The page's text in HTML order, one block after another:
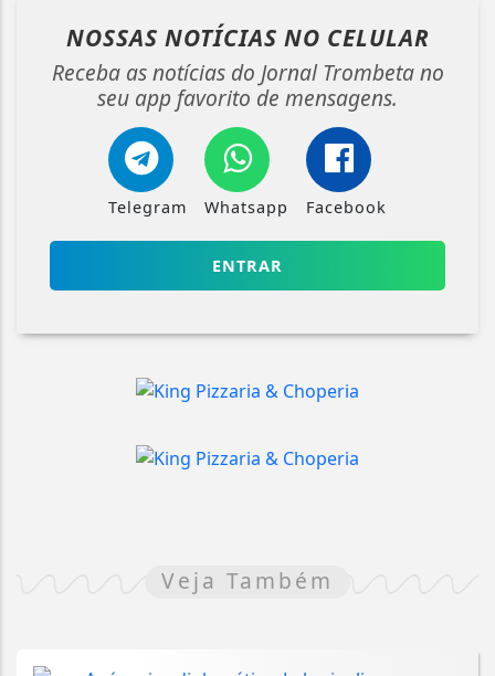
NOSSAS NOTÍCIAS NO CELULAR
Receba as notícias do Jornal Trombeta no
seu app favorito de mensagens.
Telegram Whatsapp Facebook
ENTRAR
Veja Também